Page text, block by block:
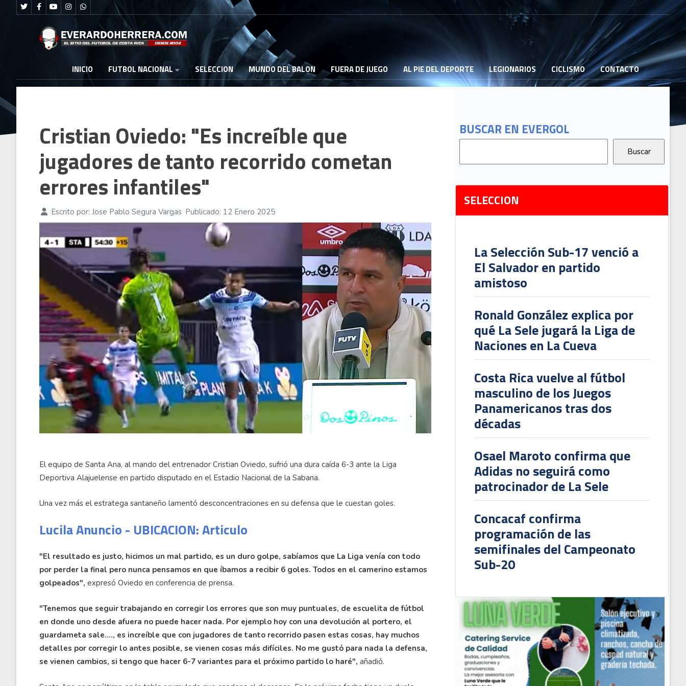
INICIO FUTBOL NACIONAL SELECCION MUNDO DEL BALON FUERA DE JUEGO AL PIE DEL DEPORTE LEGIONARIOS CICLISMO CONTACTO
BUSCAR EN EVERGOL
SELECCION
La Selección Sub-17 venció a
El Salvador en partido
amistoso
Ronald González explica por
qué La Sele jugará la Liga de
Naciones en La Cueva
Costa Rica vuelve al fútbol
masculino de los Juegos
Panamericanos tras dos
décadas
Osael Maroto confirma que
Adidas no seguirá como
patrocinador de La Sele
Concacaf confirma
programación de las
semifinales del Campeonato
Sub-20
Cristian Oviedo: "Es increíble que
jugadores de tanto recorrido cometan
errores infantiles"
Escrito por: Jose Pablo Segura Vargas Publicado: 12 Enero 2025
El equipo de Santa Ana, al mando del entrenador Cristian Oviedo, sufrió una dura caída 6-3 ante la Liga
Deportiva Alajuelense en partido disputado en el Estadio Nacional de la Sabana.
Una vez más el estratega santaneño lamentó desconcentraciones en su defensa que le cuestan goles.
Lucila Anuncio - UBICACION: Articulo
"El resultado es justo, hicimos un mal partido, es un duro golpe, sabíamos que La Liga venía con todo
por perder la final pero nunca pensamos en que íbamos a recibir 6 goles. Todos en el camerino estamos
golpeados", expresó Oviedo en conferencia de prensa.
"Tenemos que seguir trabajando en corregir los errores que son muy puntuales, de escuelita de fútbol
en donde uno desde afuera no puede hacer nada. Por ejemplo hoy con una devolución al portero, el
guardameta sale...., es increíble que con jugadores de tanto recorrido pasen estas cosas, hay muchos
detalles por corregir lo antes posible, se vienen cosas más difíciles. No me gustó para nada la defensa,
se vienen cambios, si tengo que hacer 6-7 variantes para el próximo partido lo haré", añadió.